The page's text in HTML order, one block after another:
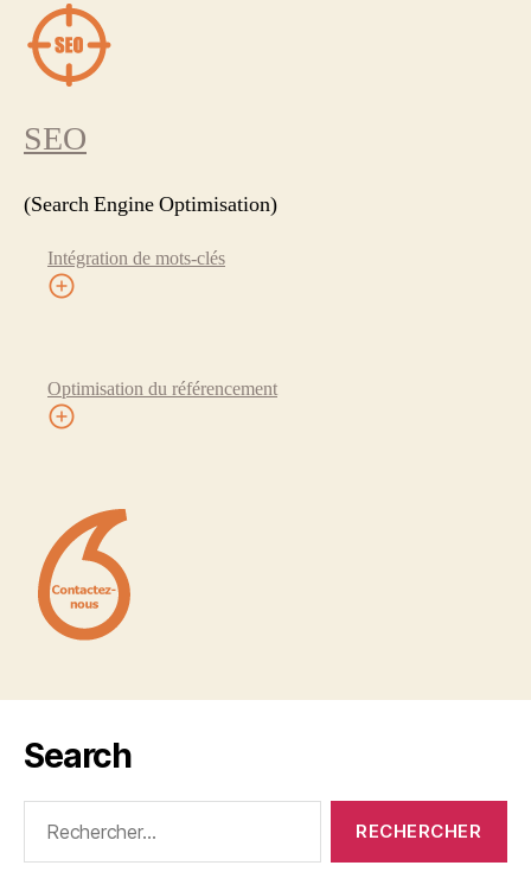
SEO
(Search Engine Optimisation)
Intégration de mots-clés
Optimisation du référencement
Search